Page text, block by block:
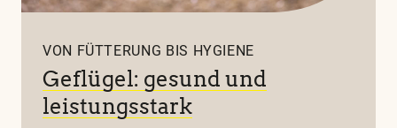
VON FÜTTERUNG BIS HYGIENE
Geflügel: gesund und
leistungsstark